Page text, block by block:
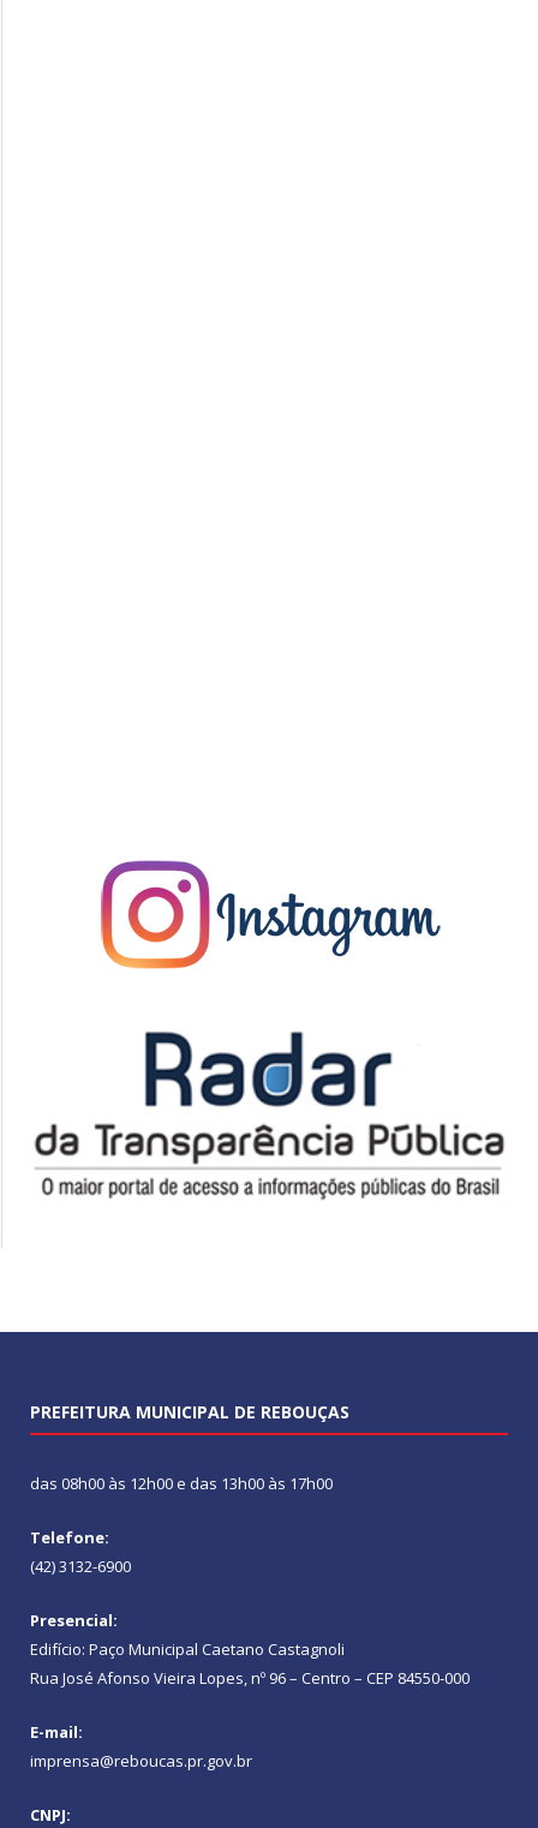
PREFEITURA MUNICIPAL DE REBOUÇAS
das 08h00 às 12h00 e das 13h00 às 17h00
Telefone:
(42) 3132-6900
Presencial:
Edifício: Paço Municipal Caetano Castagnoli
Rua José Afonso Vieira Lopes, nº 96 – Centro – CEP 84550-000
E-mail:
imprensa@reboucas.pr.gov.br
CNPJ: